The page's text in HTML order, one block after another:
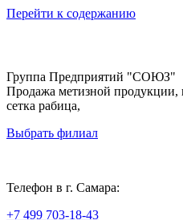
Перейти к содержанию
Группа Предприятий "СОЮЗ"
Продажа метизной продукции,
сетка рабица,
Выбрать филиал
Телефон в г. Самара:
+7 499 703-18-43